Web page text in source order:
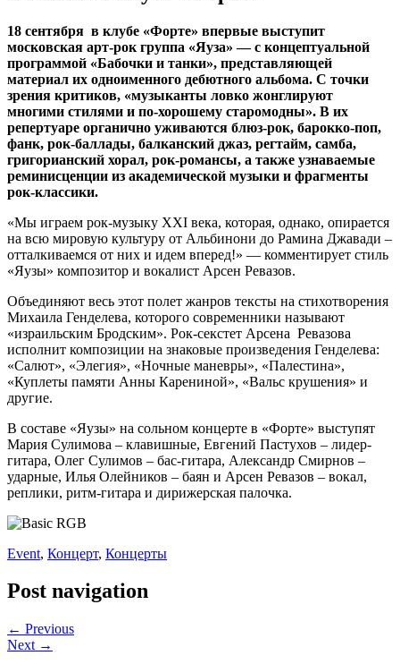
18 сентября в клубе «Форте» впервые выступит
московская арт-рок группа «Яуза» — с концептуальной
программой «Бабочки и танки», представляющей
материал их одноименного дебютного альбома. С точки
зрения критиков, «музыканты ловко жонглируют
многими стилями и по-хорошему старомодны». В их
репертуаре органично уживаются блюз-рок, барокко-поп,
фанк, рок-баллады, балканский джаз, регтайм, самба,
григорианский хорал, рок-романсы, а также узнаваемые
реминисценции из академической музыки и фрагменты
рок-классики.
«Мы играем рок-музыку XXI века, которая, однако, опирается
на всю мировую культуру от Альбинони до Рамина Джавади –
отталкиваемся от них и идем вперед!» — комментирует стиль
«Яузы» композитор и вокалист Арсен Ревазов.
Объединяют весь этот полет жанров тексты на стихотворения
Михаила Генделева, которого современники называют
«израильским Бродским». Рок-секстет Арсена Ревазова
исполнит композиции на знаковые произведения Генделева:
«Салют», «Элегия», «Ночные маневры», «Палестина»,
«Куплеты памяти Анны Карениной», «Вальс крушения» и
другие.
В составе «Яузы» на сольном концерте в «Форте» выступят
Мария Сулимова – клавишные, Евгений Пастухов – лидер-
гитара, Олег Сулимов – бас-гитара, Александр Смирнов –
ударные, Илья Олейников – баян и Арсен Ревазов – вокал,
реплики, ритм-гитара и дирижерская палочка.
Event, Концерт, Концерты
Post navigation
← Previous
Next →